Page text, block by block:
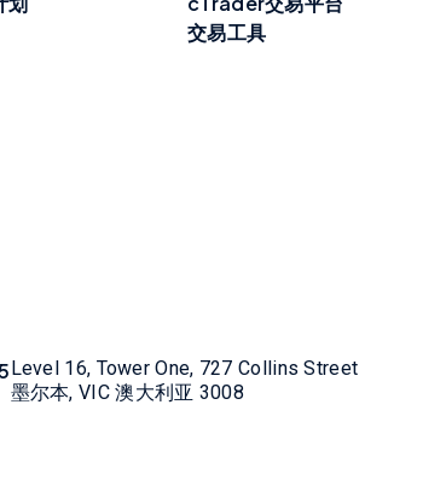
交易工具
Level 16, Tower One, 727 Collins Street
墨尔本, VIC 澳大利亚 3008